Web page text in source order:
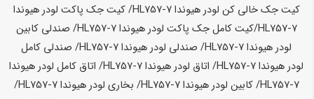
کیت جک خالی کن لودرهیوندا HL757-7 / کیت جک پاکت لودرهیوندا
HL757-7/کیت کامل جک پاکت لودرهیوندا HL757-7
/ صندلی کابین
لودرهیوندا HL757-7 / صندلی لودرهیوندا HL757-7
/ صندلی کامل
لودرهیوندا HL757-7 / اتاق لودرهیوندا HL757-7 / اتاق کامل لودرهیوندا
HL757-7/ کابین لودرهیوندا HL757-7 / بخاری لودرهیوندا HL757-7
/